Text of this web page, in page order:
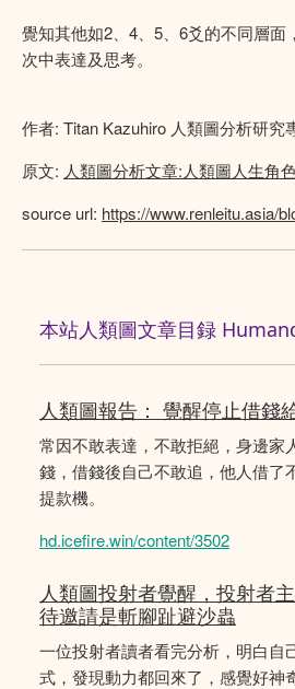
覺知其他如2、4、5、6爻的不同層面
次中表達及思考。
作者: Titan Kazuhiro 人類圖分析研究
原文: 人類圖分析文章:人類圖人生角
source url: https://www.renleitu.asia/
本站人類圖文章目録
人類圖報告： 覺醒停止借錢
常因不敢表達，不敢拒絕，身邊家
錢，借錢後自己不敢追，他人借了
提款機。
hd.icefire.win/content/3502
人類圖投射者覺醒，投射者
待邀請是斬腳趾避沙蟲
一位投射者讀者看完分析，明白自
式，發現動力都回來了，感覺好神